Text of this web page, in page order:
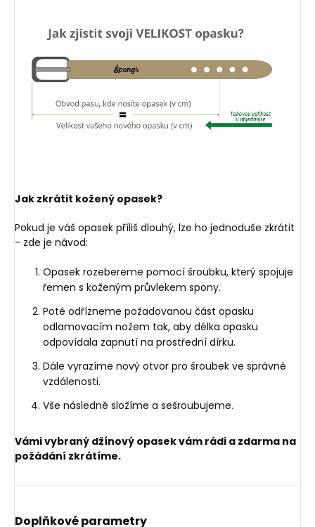
Jak zkrátit kožený opasek?
Pokud je váš opasek příliš dlouhý, lze ho jednoduše zkrátit
- zde je návod:
Opasek rozebereme pomocí šroubku, který spojuje
řemen s koženým průvlekem spony.
Poté odřízneme požadovanou část opasku
odlamovacím nožem tak, aby délka opasku
odpovídala zapnutí na prostřední dírku.
Dále vyrazíme nový otvor pro šroubek ve správné
vzdálenosti.
Vše následně složíme a sešroubujeme.
Vámi vybraný džínový opasek vám rádi a zdarma na
požádání zkrátíme.
Doplňkové parametry